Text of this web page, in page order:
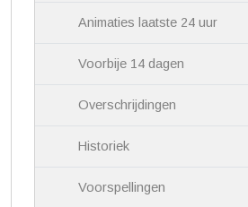
Animaties laatste 24 uur
Voorbije 14 dagen
Overschrijdingen
Historiek
Voorspellingen